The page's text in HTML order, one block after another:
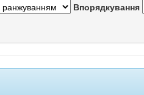
Впорядкування